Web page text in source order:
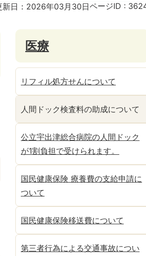
新日：2026年03月30日ページID :
医療
リフィル処方せんについて
人間ドック検査料の助成について
公立宇出津総合病院の人間ドック
が1割負担で受けられます。
国民健康保険 療養費の支給申請に
ついて
国民健康保険移送費について
第三者行為による交通事故につい